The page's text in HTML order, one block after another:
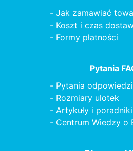
Jak zamawiać
Koszt i czas
Formy płatności
Pytania
Pytania odpowiedzi
Rozmiary ulotek
Artykuły i poradniki
Centrum Wiedzy o